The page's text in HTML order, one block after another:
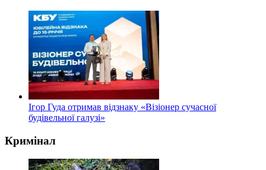
Ігор Гуда отримав відзнаку «Візіонер сучасної
будівельної галузі»
Кримінал